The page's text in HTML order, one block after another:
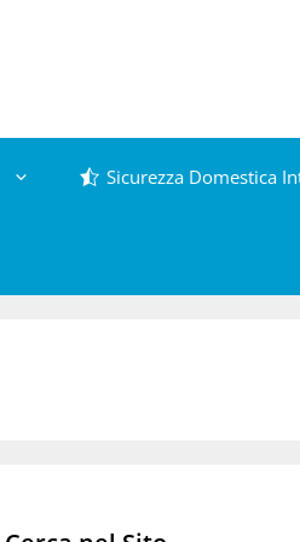
Sicurezza Domestica